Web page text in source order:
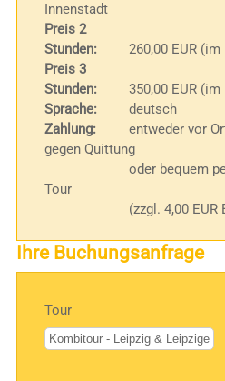
Innenstadt
Preis 2
Stunden:
260,00 EUR (im
Preis 3
Stunden:
350,00 EUR (im
Sprache:
deutsch
Zahlung:
entweder vor
gegen Quittung
oder bequem
Tour
(zzgl. 4,00 EUR
Ihre Buchungsanfrage
Tour